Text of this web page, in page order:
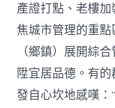
產證打點、老樓
焦城市管理的重
（鄉鎮）展開綜
陞宜居品德。有
發自心坎地感嘆：